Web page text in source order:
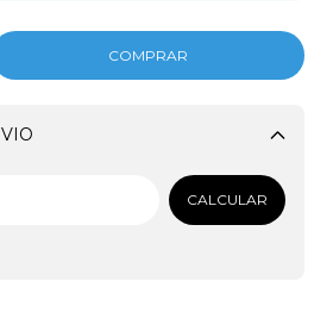
Alterar CEP
CALCULAR